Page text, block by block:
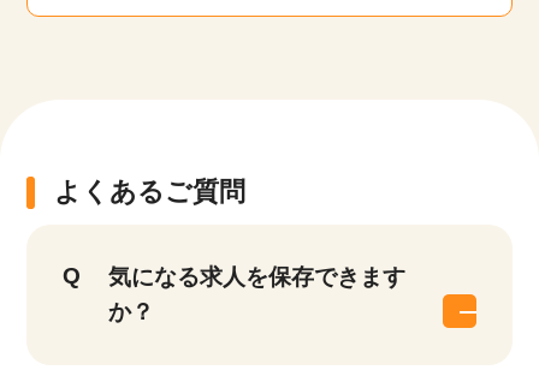
よくあるご質問
気になる求人を保存できます
か？